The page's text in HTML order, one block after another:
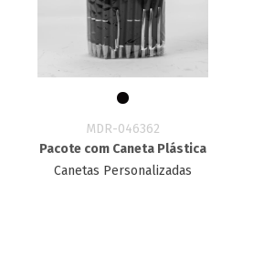
MDR-046362
Pacote com Caneta Plástica
Canetas Personalizadas